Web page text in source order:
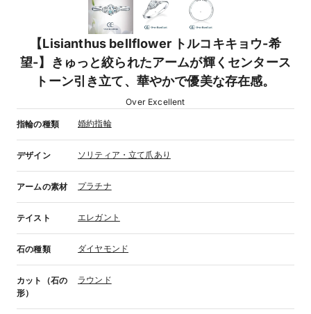
【Lisianthus bellflower トルコキキョウ-希
望-】きゅっと絞られたアームが輝くセンタース
トーン引き立て、華やかで優美な存在感。
Over Excellent
指輪の種類 婚約指輪
デザイン ソリティア・立て爪あり
アームの素材 プラチナ
テイスト エレガント
石の種類 ダイヤモンド
カット（石の
形）
ラウンド